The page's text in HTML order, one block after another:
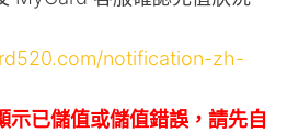
notification-zh-
已儲值或儲值錯誤，請先自